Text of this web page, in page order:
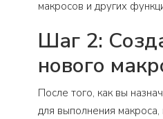
макросов и других
Шаг 2:
нового
После того, как вы
для выполнения